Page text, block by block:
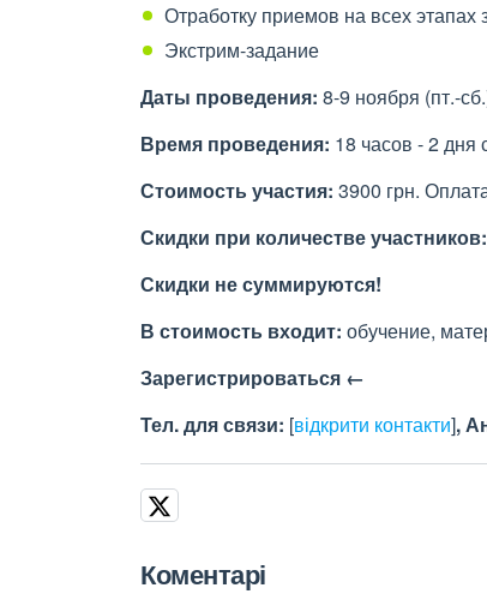
Отработку приемов на всех этапах
Экстрим-задание
Даты проведения: 8-9 ноября (пт.-
Время проведения: 18 часов - 2 дня
Стоимость участия: 3900 грн.
Скидки при количестве участников:
Скидки не суммируются!
В стоимость входит: обучение,
Зарегистрироваться ←
Тел. для связи: [відкрити контакти],
Коментарі